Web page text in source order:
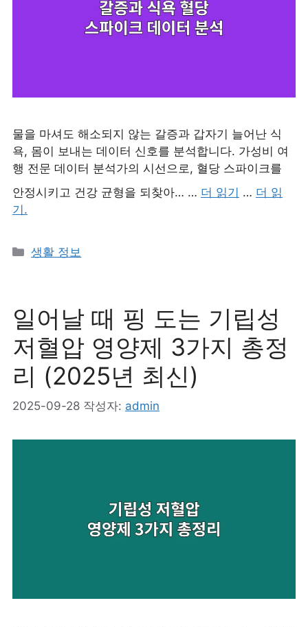
물을 마셔도 해소되지 않는 갈증과 갑자기 늘어난 식
욕, 몸이 보내는 데이터 신호를 분석합니다. 가성비 여
행 전문 데이터 분석가의 시선으로, 혈당 스파이크를
안정시키고 건강 균형을 되찾아… … 더 읽기 … 더 읽
기.
카
생활 정보
일어날 때 핑 도는 기립성
저혈압 영양제 3가지 총정
리 (2025년 최신)
2025-09-28 작성자: admin